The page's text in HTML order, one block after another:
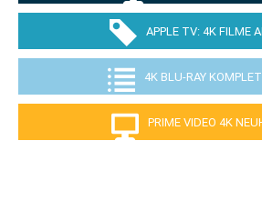
APPLE TV: 4K FILME
4K BLU-RAY
PRIME VIDEO 4K